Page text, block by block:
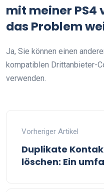
mit meiner PS4
das Problem
Ja, Sie können einen
kompatiblen Drittanbieter-
verwenden.
Vorheriger Artikel
Duplikate
löschen: Ein